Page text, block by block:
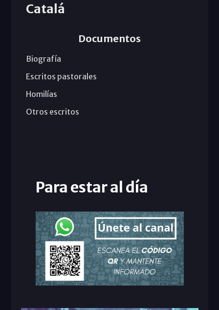
Catalá
Documentos
Biografía
Escritos pastorales
Homilías
Otros escritos
Para estar al día